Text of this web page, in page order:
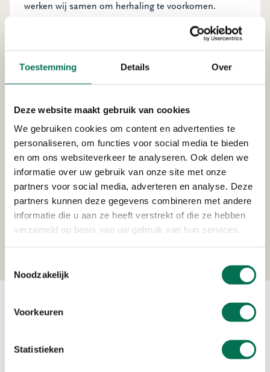
Toestemming Details Over
Deze website maakt gebruik van cookies
We gebruiken cookies om content en advertenties te
personaliseren, om functies voor social media te bieden
en om ons websiteverkeer te analyseren. Ook delen we
informatie over uw gebruik van onze site met onze
partners voor social media, adverteren en analyse. Deze
partners kunnen deze gegevens combineren met andere
informatie die u aan ze heeft verstrekt of die ze hebben
verzameld op basis van uw gebruik van hun services.
Noodzakelijk
Voorkeuren
Statistieken
werken wij samen om herhaling te voorkomen.
geluid kunt u bij ons melden.Laat daarvoor een
bericht achter via het meldformulier. Heeft het spoed?
via 0888 333 555. Onze wachtdienstmedewerkers gaan
op zoek naar de oorzaak en aan de slag om de
overlast aan te pakken.
Heel Zuid-Holland Zuid
OZHZ behandelt alle milieuklachten in de tien
gemeenten van Zuid-Holland Zuid: alle Drechtsteden-
gemeenten, gemeente Hoeksche Waard, gemeente